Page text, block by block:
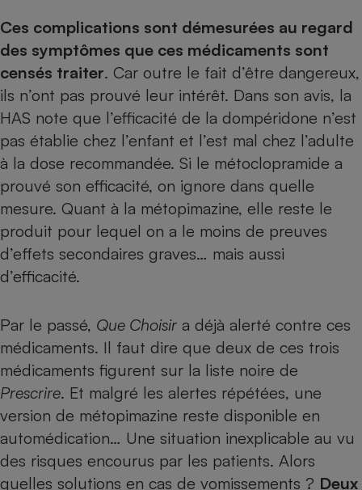
Ces complications sont démesurées au regard
des symptômes que ces médicaments sont
censés traiter. Car outre le fait d’être dangereux,
ils n’ont pas prouvé leur intérêt. Dans son avis, la
HAS note que l’efficacité de la dompéridone n’est
pas établie chez l’enfant et l’est mal chez l’adulte
à la dose recommandée. Si le métoclopramide a
prouvé son efficacité, on ignore dans quelle
mesure. Quant à la métopimazine, elle reste le
produit pour lequel on a le moins de preuves
d’effets secondaires graves… mais aussi
d’efficacité.
Par le passé, Que Choisir a déjà alerté contre ces
médicaments. Il faut dire que deux de ces trois
médicaments figurent sur la liste noire de
Prescrire. Et malgré les alertes répétées, une
version de métopimazine reste disponible en
automédication… Une situation inexplicable au vu
des risques encourus par les patients. Alors
quelles solutions en cas de vomissements ? Deux